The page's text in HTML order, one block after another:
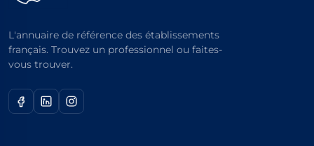
L'annuaire de référence des établissements
français. Trouvez un professionnel ou faites-
vous trouver.